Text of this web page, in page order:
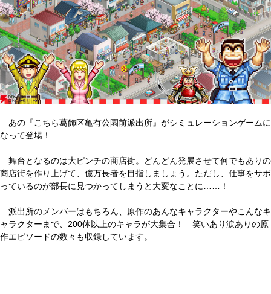
あの『こちら葛飾区亀有公園前派出所』がシミュレーションゲームに
なって登場！
舞台となるのは大ピンチの商店街。どんどん発展させて何でもありの
商店街を作り上げて、億万長者を目指しましょう。ただし、仕事をサボ
っているのが部長に見つかってしまうと大変なことに……！
派出所のメンバーはもちろん、原作のあんなキャラクターやこんなキ
ャラクターまで、200体以上のキャラが大集合！ 笑いあり涙ありの原
作エピソードの数々も収録しています。